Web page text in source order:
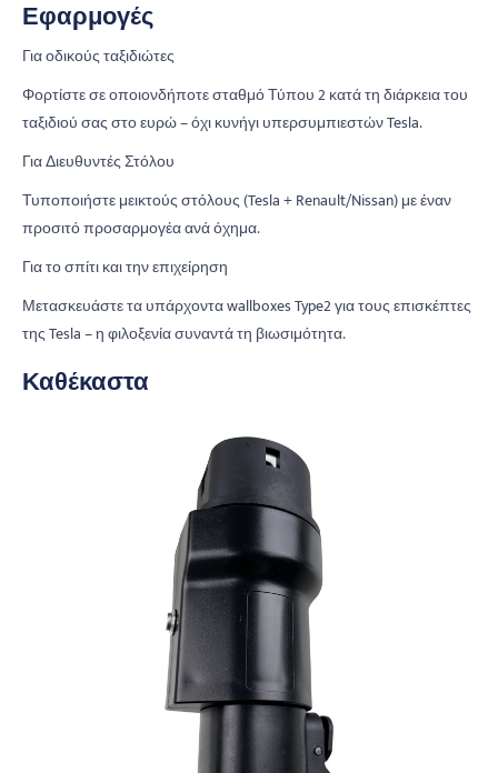
Εφαρμογές
Για οδικούς ταξιδιώτες
Φορτίστε σε οποιονδήποτε σταθμό Τύπου 2 κατά τη διάρκεια του
ταξιδιού σας στο ευρώ – όχι κυνήγι υπερσυμπιεστών Tesla.
Για Διευθυντές Στόλου
Τυποποιήστε μεικτούς στόλους (Tesla + Renault/Nissan) με έναν
προσιτό προσαρμογέα ανά όχημα.
Για το σπίτι και την επιχείρηση
Μετασκευάστε τα υπάρχοντα wallboxes Type2 για τους επισκέπτες
της Tesla – η φιλοξενία συναντά τη βιωσιμότητα.
Καθέκαστα